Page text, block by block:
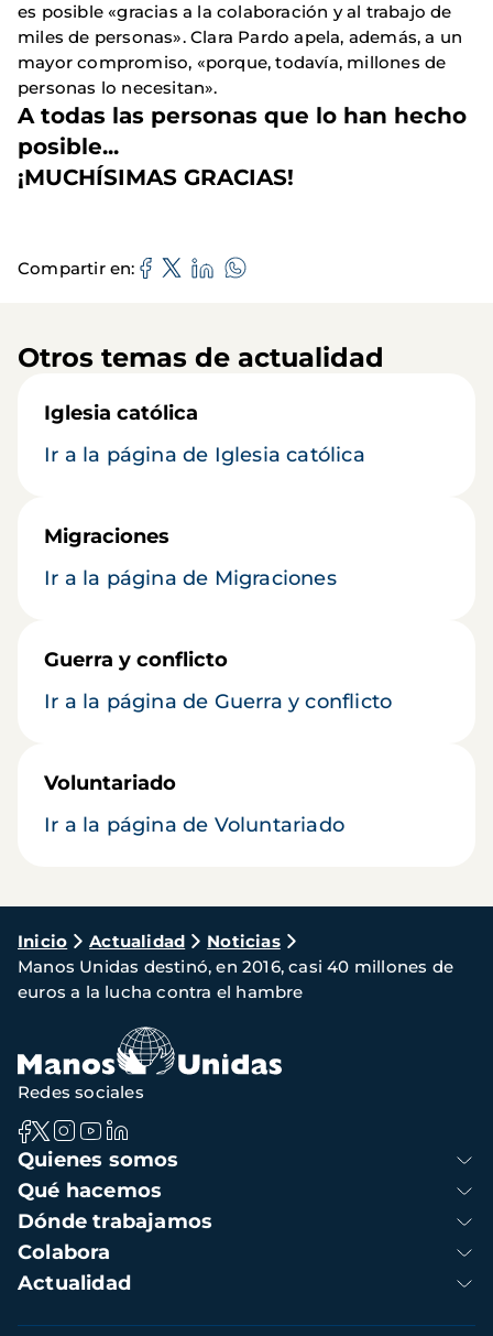
es posible «gracias a la colaboración y al trabajo de
miles de personas». Clara Pardo apela, además, a un
mayor compromiso, «porque, todavía, millones de
personas lo necesitan».
A todas las personas que lo han hecho
posible...
¡MUCHÍSIMAS GRACIAS!
Compartir en
Otros temas de actualidad
Iglesia católica
Ir a la página de Iglesia católica
Migraciones
Ir a la página de Migraciones
Guerra y conflicto
Ir a la página de Guerra y conflicto
Voluntariado
Ir a la página de Voluntariado
Ruta
de
navegación
Inicio Actualidad
Noticias
Manos Unidas destinó, en 2016, casi 40 millones de
euros a la lucha contra el hambre
Navegación
principal
Quienes somos
Qué hacemos
Dónde trabajamos
Colabora
Actualidad
Redes sociales